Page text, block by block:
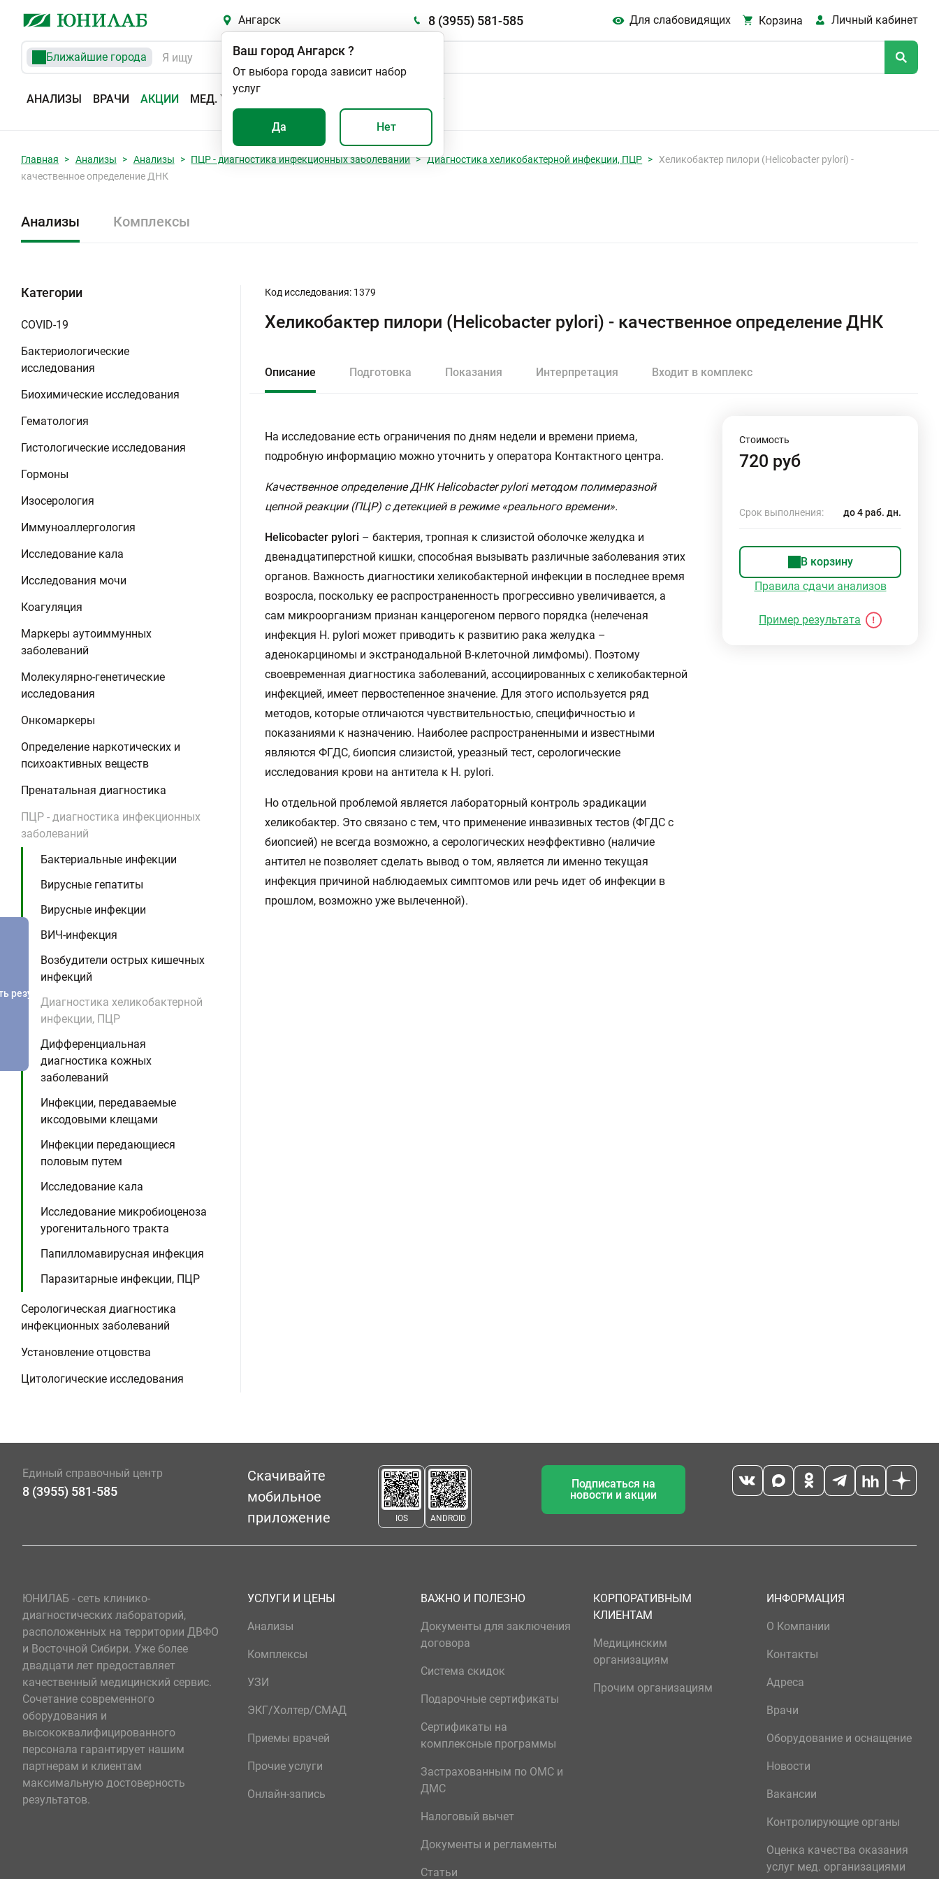
Ангарск 8 (3955) 581-585 Для слабовидящих Корзина Личный кабинет
Ближайшие города
АНАЛИЗЫ ВРАЧИ АКЦИИ МЕД. УСЛУГИ
Ваш городАнгарск?
От выбора города зависит набор
услуг
Да Нет
Главная Анализы Анализы ПЦР - диагностика инфекционных заболеваний Диагностика хеликобактерной инфекции, ПЦР
Хеликобактер пилори (Helicobacter pylori) -
качественное определение ДНК
Анализы Комплексы
Категории
COVID-19
Бактериологические
исследования
Биохимические исследования
Гематология
Гистологические исследования
Гормоны
Изосерология
Иммуноаллергология
Исследование кала
Исследования мочи
Коагуляция
Маркеры аутоиммунных
заболеваний
Молекулярно-генетические
исследования
Онкомаркеры
Определение наркотических и
психоактивных веществ
Пренатальная диагностика
ПЦР - диагностика инфекционных
заболеваний
Бактериальные инфекции
Вирусные гепатиты
Вирусные инфекции
ВИЧ-инфекция
Возбудители острых кишечных
инфекций
Диагностика хеликобактерной
инфекции, ПЦР
Дифференциальная
диагностика кожных
заболеваний
Инфекции, передаваемые
иксодовыми клещами
Инфекции передающиеся
половым путем
Исследование кала
Исследование микробиоценоза
урогенитального тракта
Папилломавирусная инфекция
Паразитарные инфекции, ПЦР
Серологическая диагностика
инфекционных заболеваний
Установление отцовства
Цитологические исследования
Код исследования: 1379
Хеликобактер пилори (Helicobacter pylori) - качественное определение ДНК
Описание Подготовка Показания Интерпретация Входит в комплекс
На исследование есть ограничения по дням недели и времени приема,
подробную информацию можно уточнить у оператора Контактного центра.
Качественное определение ДНК Helicobacter pylori методом полимеразной
цепной реакции (ПЦР) с детекцией в режиме «реального времени».
Helicobacter pylori – бактерия, тропная к слизистой оболочке желудка и
двенадцатиперстной кишки, способная вызывать различные заболевания этих
органов. Важность диагностики хеликобактерной инфекции в последнее время
возросла, поскольку ее распространенность прогрессивно увеличивается, а
сам микроорганизм признан канцерогеном первого порядка (нелеченая
инфекция H. pylori может приводить к развитию рака желудка –
аденокарциномы и экстранодальной В-клеточной лимфомы). Поэтому
своевременная диагностика заболеваний, ассоциированных с хеликобактерной
инфекцией, имеет первостепенное значение. Для этого используется ряд
методов, которые отличаются чувствительностью, специфичностью и
показаниями к назначению. Наиболее распространенными и известными
являются ФГДС, биопсия слизистой, уреазный тест, серологические
исследования крови на антитела к H. pylori.
Но отдельной проблемой является лабораторный контроль эрадикации
хеликобактер. Это связано с тем, что применение инвазивных тестов (ФГДС с
биопсией) не всегда возможно, а серологических неэффективно (наличие
антител не позволяет сделать вывод о том, является ли именно текущая
инфекция причиной наблюдаемых симптомов или речь идет об инфекции в
прошлом, возможно уже вылеченной).
Стоимость
720 руб
Срок выполнения: до 4 раб. дн.
В корзину
Правила сдачи анализов
Пример результата
результатов
Единый справочный центр
8 (3955) 581-585
Скачивайте
мобильное
приложение
IOS ANDROID
Подписаться на
новости и акции
ЮНИЛАБ - сеть клинико-
диагностических лабораторий,
расположенных на территории ДВФО
и Восточной Сибири. Уже более
двадцати лет предоставляет
качественный медицинский сервис.
Сочетание современного
оборудования и
высококвалифицированного
персонала гарантирует нашим
партнерам и клиентам
максимальную достоверность
результатов.
УСЛУГИ И ЦЕНЫ
Анализы
Комплексы
УЗИ
ЭКГ/Холтер/СМАД
Приемы врачей
Прочие услуги
Онлайн-запись
ВАЖНО И ПОЛЕЗНО
Документы для заключения
договора
Система скидок
Подарочные сертификаты
Сертификаты на
комплексные программы
Застрахованным по ОМС и
ДМС
Налоговый вычет
Документы и регламенты
Статьи
КОРПОРАТИВНЫМ
КЛИЕНТАМ
Медицинским
организациям
Прочим организациям
ИНФОРМАЦИЯ
О Компании
Контакты
Адреса
Врачи
Оборудование и оснащение
Новости
Вакансии
Контролирующие органы
Оценка качества оказания
услуг мед. организациями